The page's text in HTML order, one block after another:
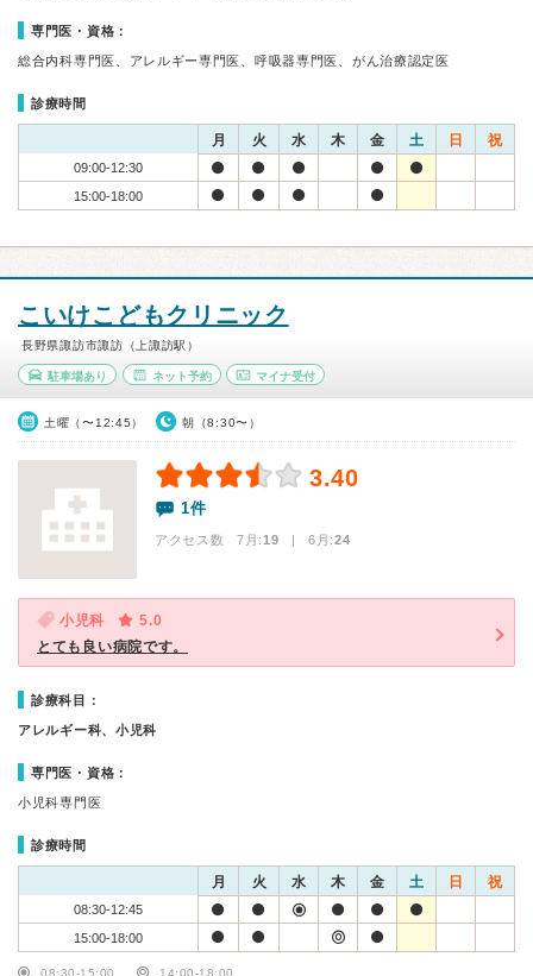
専門医・資格：
総合内科専門医、アレルギー専門医、呼吸器専門医、がん治療認定医
診療時間
月 火 水 木 金 土 日 祝
09:00-12:30
15:00-18:00
こいけこどもクリニック
長野県諏訪市諏訪（上諏訪駅）
駐車場あり ネット予約 マイナ受付
土曜（〜12:45） 朝（8:30〜）
3.40
1件
アクセス数 7月:19 | 6月:24
小児科
5.0
とても良い病院です。
診療科目：
アレルギー科、小児科
専門医・資格：
小児科専門医
診療時間
月 火 水 木 金 土 日 祝
08:30-12:45
15:00-18:00
08:30-15:00 14:00-18:00